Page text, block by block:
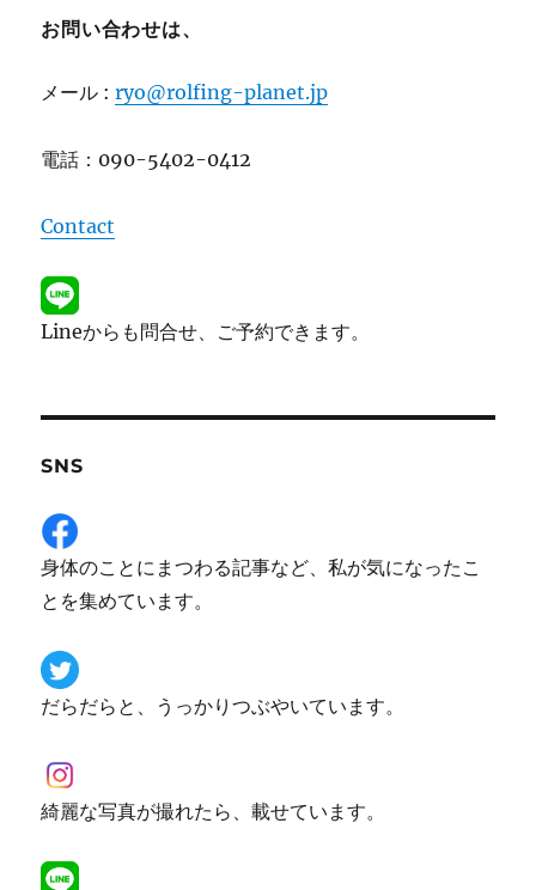
お問い合わせは、
メール :ryo@rolfing-planet.jp
電話：090-5402-0412
Contact
Lineからも問合せ、ご予約できます。
SNS
身体のことにまつわる記事など、私が気になったこ
とを集めています。
だらだらと、うっかりつぶやいています。
綺麗な写真が撮れたら、載せています。